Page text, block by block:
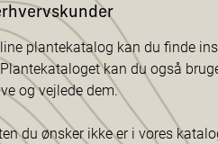
plantekatalog kan du finde
kan du også
og vejlede dem.
du ønsker ikke er i vores